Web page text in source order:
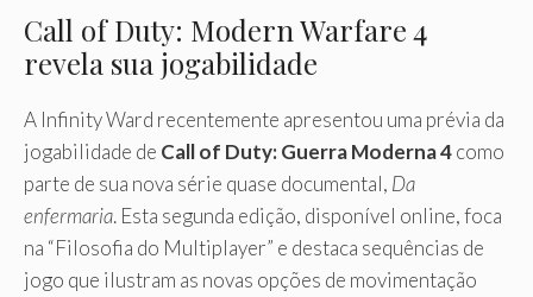
Call of Duty: Modern Warfare 4
revela sua jogabilidade
A Infinity Ward recentemente apresentou uma prévia da
jogabilidade de Call of Duty: Guerra Moderna 4como
parte de sua nova série quase documental, Da
enfermaria. Esta segunda edição, disponível online, foca
na “Filosofia do Multiplayer” e destaca sequências de
jogo que ilustram as novas opções de movimentação